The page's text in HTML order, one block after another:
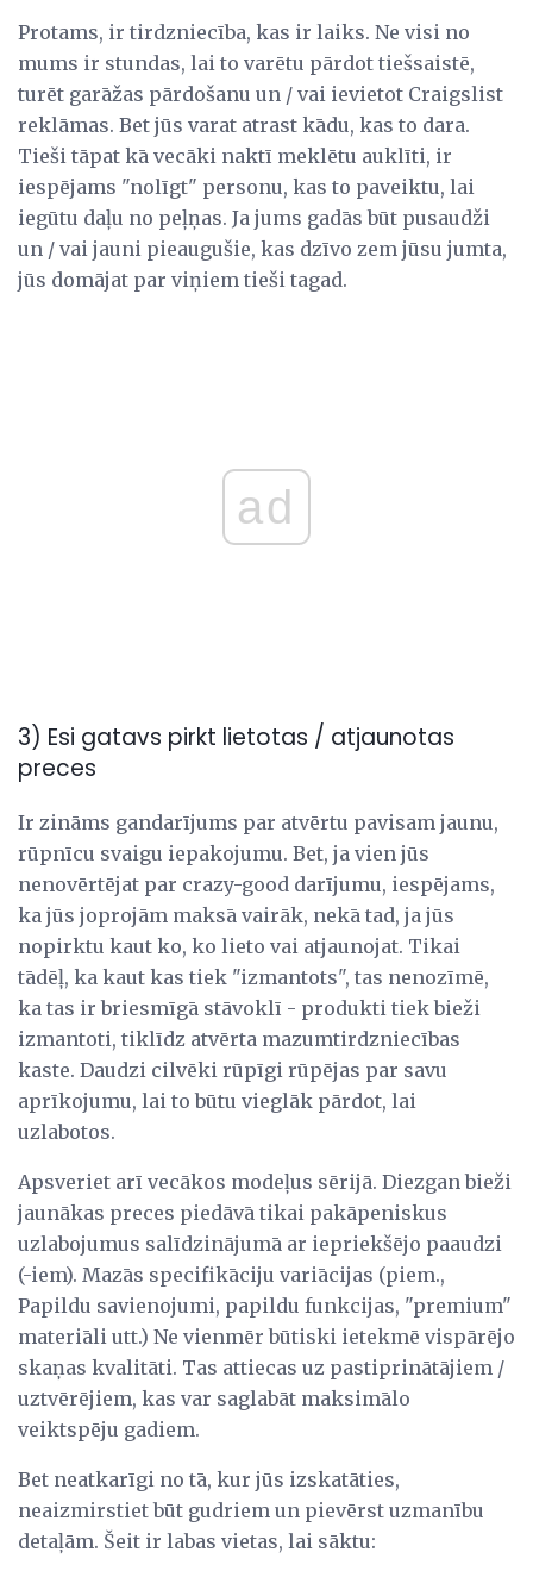
Protams, ir tirdzniecība, kas ir laiks. Ne visi no
mums ir stundas, lai to varētu pārdot tiešsaistē,
turēt garāžas pārdošanu un / vai ievietot Craigslist
reklāmas. Bet jūs varat atrast kādu, kas to dara.
Tieši tāpat kā vecāki naktī meklētu auklīti, ir
iespējams "nolīgt" personu, kas to paveiktu, lai
iegūtu daļu no peļņas. Ja jums gadās būt pusaudži
un / vai jauni pieaugušie, kas dzīvo zem jūsu jumta,
jūs domājat par viņiem tieši tagad.
ad
3) Esi gatavs pirkt lietotas / atjaunotas
preces
Ir zināms gandarījums par atvērtu pavisam jaunu,
rūpnīcu svaigu iepakojumu. Bet, ja vien jūs
nenovērtējat par crazy-good darījumu, iespējams,
ka jūs joprojām maksā vairāk, nekā tad, ja jūs
nopirktu kaut ko, ko lieto vai atjaunojat. Tikai
tādēļ, ka kaut kas tiek "izmantots", tas nenozīmē,
ka tas ir briesmīgā stāvoklī - produkti tiek bieži
izmantoti, tiklīdz atvērta mazumtirdzniecības
kaste. Daudzi cilvēki rūpīgi rūpējas par savu
aprīkojumu, lai to būtu vieglāk pārdot, lai
uzlabotos.
Apsveriet arī vecākos modeļus sērijā. Diezgan bieži
jaunākas preces piedāvā tikai pakāpeniskus
uzlabojumus salīdzinājumā ar iepriekšējo paaudzi
(-iem). Mazās specifikāciju variācijas (piem.,
Papildu savienojumi, papildu funkcijas, "premium"
materiāli utt.) Ne vienmēr būtiski ietekmē vispārējo
skaņas kvalitāti. Tas attiecas uz pastiprinātājiem /
uztvērējiem, kas var saglabāt maksimālo
veiktspēju gadiem.
Bet neatkarīgi no tā, kur jūs izskatāties,
neaizmirstiet būt gudriem un pievērst uzmanību
detaļām. Šeit ir labas vietas, lai sāktu: